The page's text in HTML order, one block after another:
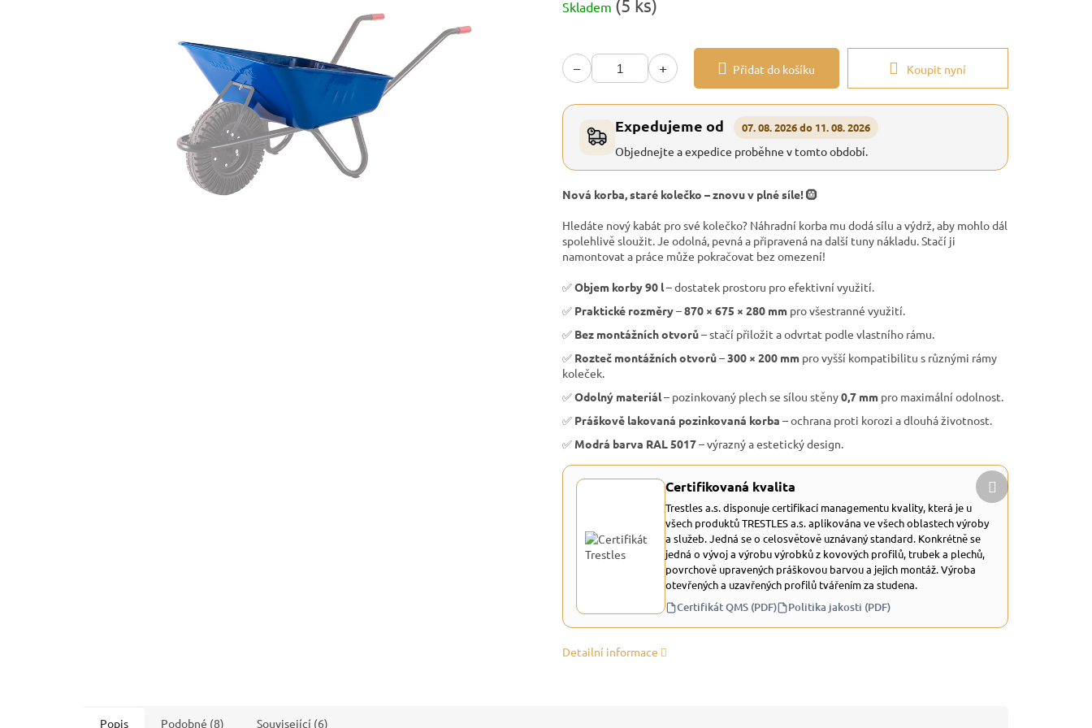
cena:
Skladem (5 ks)
− + Přidat do košíku Koupit nyní
Expedujeme od 07. 08. 2026 do 11. 08. 2026
Objednejte a expedice proběhne v tomto období.
Nová korba, staré kolečko – znovu v plné síle!🛞
Hledáte nový kabát pro své kolečko? Náhradní korba mu dodá sílu a výdrž, aby mohlo dál
spolehlivě sloužit. Je odolná, pevná a připravená na další tuny nákladu. Stačí ji
namontovat a práce může pokračovat bez omezení!
✅Objem korby 90 l– dostatek prostoru pro efektivní využití.
✅ Praktické rozměry–870 × 675 × 280 mm pro všestranné využití.
✅ Bez montážních otvorů– stačí přiložit a odvrtat podle vlastního rámu.
✅ Rozteč montážních otvorů–300 × 200 mm pro vyšší kompatibilitu s různými rámy
koleček.
✅Odolný materiál– pozinkovaný plech se sílou stěny0,7 mm pro maximální odolnost.
✅ Práškově lakovaná pozinkovaná korba – ochrana proti korozi a dlouhá životnost.
✅ Modrá barva RAL 5017– výrazný a estetický design.
Certifikovaná kvalita
Trestles a.s. disponuje certifikací managementu kvality, která je u
všech produktů TRESTLES a.s. aplikována ve všech oblastech výroby
a služeb. Jedná se o celosvětově uznávaný standard. Konkrétně se
jedná o vývoj a výrobu výrobků z kovových profilů, trubek a plechů,
povrchově upravených práškovou barvou a jejich montáž. Výroba
otevřených a uzavřených profilů tvářením za studena.
Certifikát QMS (PDF) Politika jakosti (PDF)
Detailní informace
Další
produkt
Popis Podobné (8) Související (6)